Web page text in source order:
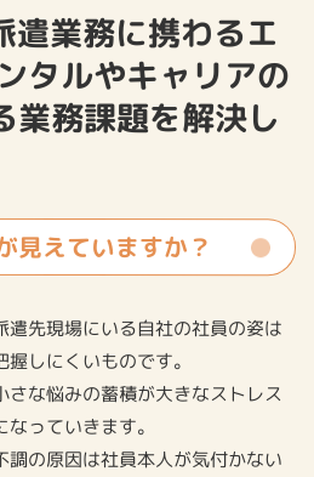
遣業務に携わるエ
タルやキャリアの
業務課題を解決し
⾒えていますか？
遣先現場にいる⾃社の社員の姿は
握しにくいものです。
さな悩みの蓄積が⼤きなストレス
なっていきます。
調の原因は社員本⼈が気付かない